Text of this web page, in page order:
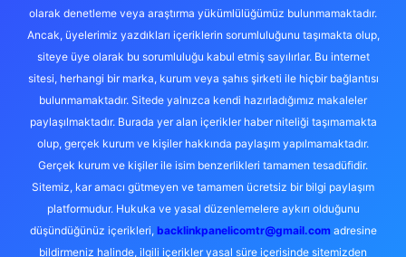
olarak denetleme veya araştırma yükümlülüğümüz bulunmamaktadır.
Ancak, üyelerimiz yazdıkları içeriklerin sorumluluğunu taşımakta olup,
siteye üye olarak bu sorumluluğu kabul etmiş sayılırlar. Bu internet
sitesi, herhangi bir marka, kurum veya şahıs şirketi ile hiçbir bağlantısı
bulunmamaktadır. Sitede yalnızca kendi hazırladığımız makaleler
paylaşılmaktadır. Burada yer alan içerikler haber niteliği taşımamakta
olup, gerçek kurum ve kişiler hakkında paylaşım yapılmamaktadır.
Gerçek kurum ve kişiler ile isim benzerlikleri tamamen tesadüfidir.
Sitemiz, kar amacı gütmeyen ve tamamen ücretsiz bir bilgi paylaşım
platformudur. Hukuka ve yasal düzenlemelere aykırı olduğunu
düşündüğünüz içerikleri, backlinkpanelicomtr@gmail.comadresine
bildirmeniz halinde, ilgili içerikler yasal süre içerisinde sitemizden